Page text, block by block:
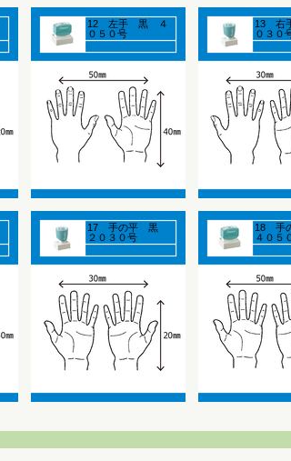
12 左手 黒 ４
０５０号
13 右
０３０
17 手の平 黒
２０３０号
18 手
４０５